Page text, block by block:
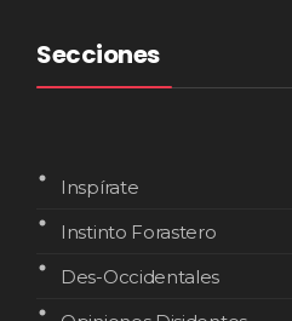
Secciones
Inspírate
Instinto Forastero
Des-Occidentales